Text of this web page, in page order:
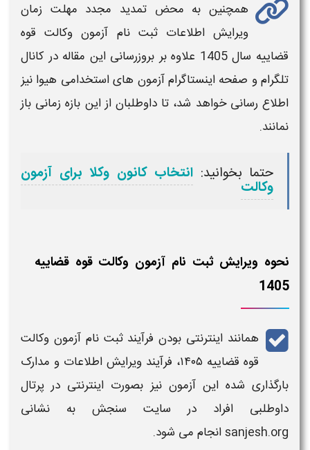
همچنین به محض تمدید مجدد مهلت زمان
ویرایش اطلاعات ثبت نام آزمون وکالت قوه
قضاییه سال 1405
علاوه بر بروزرسانی این مقاله در کانال
تلگرام و صفحه اینستاگرامآزمون های استخدامی هیوا نیز
اطلاع رسانی خواهد شد، تا داوطلبان از این بازه زمانی باز
نمانند.
حتما بخوانید: انتخاب کانون وکلا برای آزمون
وکالت
نحوه ویرایش ثبت نام آزمون وکالت قوه قضاییه
1405
همانند اینترنتی بودن فرآیند ثبت نام آزمون وکالت
قوه قضاییه ۱۴۰۵
، فرآیند ویرایش اطلاعات و مدارک
بارگذاری شده این آزمون نیز بصورت اینترنتی در پرتال
داوطلبی افراد در سایت سنجش به نشانی
sanjesh.orgانجام می شود.